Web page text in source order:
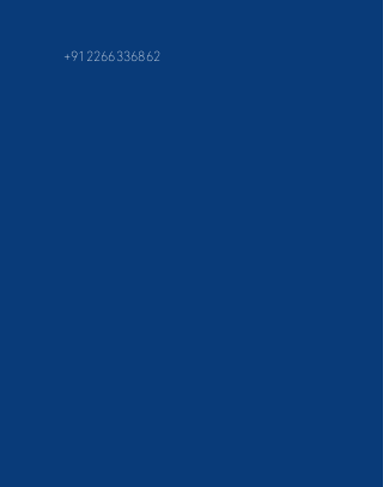
+912266336862